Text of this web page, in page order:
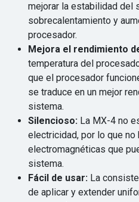
mejorar la estabilidad del
sobrecalentamiento y
procesador.
Mejora el rendimiento
temperatura del
que el procesador
se traduce en un mejor
sistema.
Silencioso: La MX-4 no
electricidad, por lo que
electromagnéticas que
sistema.
Fácil de usar: La
de aplicar y extender